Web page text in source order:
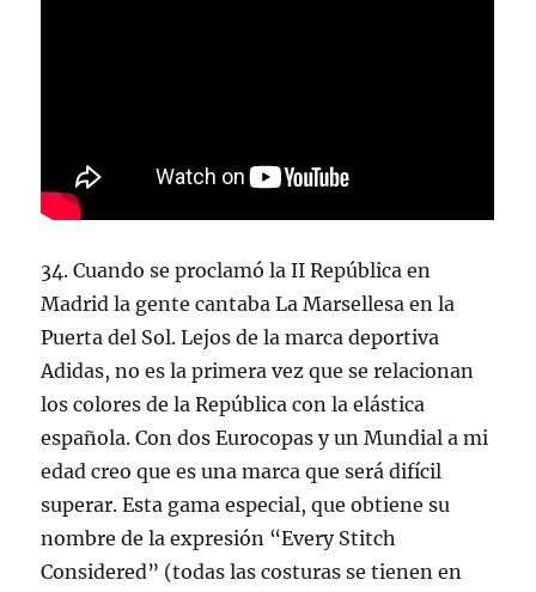
34. Cuando se proclamó la II República en
Madrid la gente cantaba La Marsellesa en la
Puerta del Sol. Lejos de la marca deportiva
Adidas, no es la primera vez que se relacionan
los colores de la República con la elástica
española. Con dos Eurocopas y un Mundial a mi
edad creo que es una marca que será difícil
superar. Esta gama especial, que obtiene su
nombre de la expresión “Every Stitch
Considered” (todas las costuras se tienen en